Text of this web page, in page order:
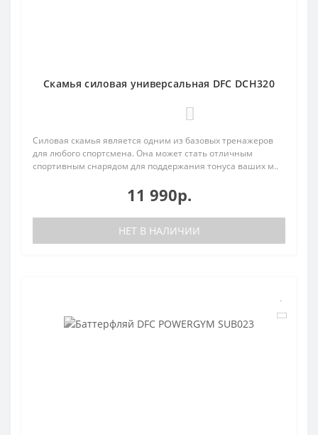
Cкамья силовая универсальная DFC DCH320
Силовая скамья является одним из базовых тренажеров
для любого спортсмена. Она может стать отличным
спортивным снарядом для поддержания тонуса ваших м..
11 990р.
НЕТ В НАЛИЧИИ